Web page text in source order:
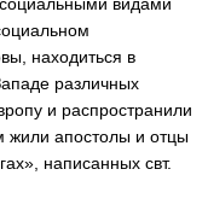
находиться в
различных
и распространили
жили апостолы и отцы
написанных свт.